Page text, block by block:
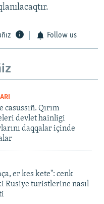
Follow us
casussıñ. Qırım
devlet hainligi
daqqalar içinde
er kes kete": cenk
Rusiye turistlerine nasıl